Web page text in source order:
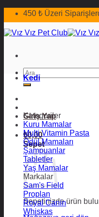
İçeriğe450 ₺ Üzeri
Ara:
Giriş Yap
₺0,00
Sepet
Sepetinizde ürün
Kedi
Kategoriler
Kuru Mamalar
Multi Vitamin Pasta
Ödül Mamaları
Şampuanlar
Tabletler
Yaş Mamalar
Markalar
Sam's Field
Proplan
Royal Canin
Whiskas